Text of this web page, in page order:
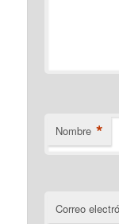
Nombre *
Correo